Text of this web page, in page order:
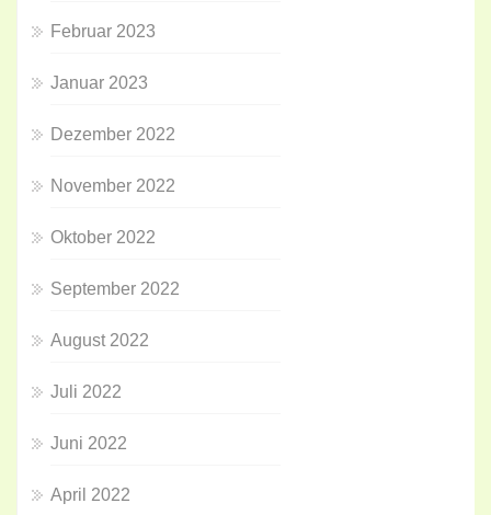
Februar 2023
Januar 2023
Dezember 2022
November 2022
Oktober 2022
September 2022
August 2022
Juli 2022
Juni 2022
April 2022